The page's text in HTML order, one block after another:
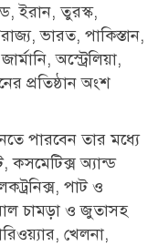
ইরান, তুরস্ক,
ভারত, পাকিস্তান,
অস্ট্রেলিয়া,
প্রতিষ্ঠান অংশ
পারবেন তার মধ্যে
কসমেটিক্স অ্যান্ড
পাট ও
চামড়া ও জুতাসহ
খেলনা,